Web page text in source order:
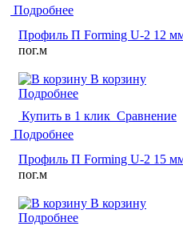
Подробнее
Профиль П Forming U-2 12
пог.м
В корзину
Подробнее
Купить в 1 клик Сравнение
Подробнее
Профиль П Forming U-2 15
пог.м
В корзину
Подробнее